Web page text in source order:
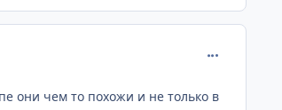
они чем то похожи и не только в